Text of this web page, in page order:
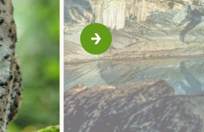
Volgende